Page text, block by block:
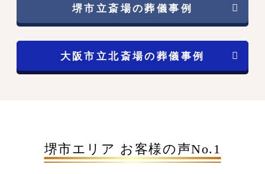
堺市立斎場の葬儀事例
大阪市立北斎場の葬儀事例
堺市エリア お客様の声No.1